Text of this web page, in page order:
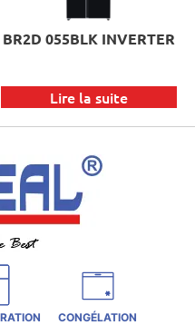
BR2D 055BLK INVERTER
Lire la suite
CONGÉLATION